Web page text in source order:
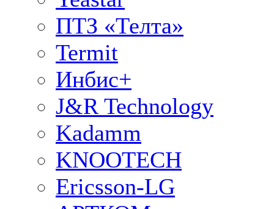
ПТЗ «Телта»
Termit
Инбис+
J&R Technology
Kadamm
KNOOTECH
Ericsson-LG